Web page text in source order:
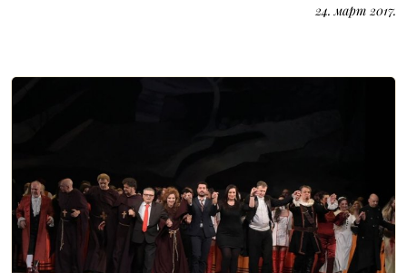
24. март 2017.